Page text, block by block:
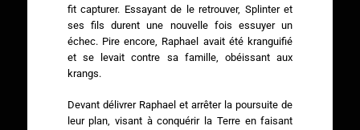
fit capturer. Essayant de le retrouver, Splinter et
ses fils durent une nouvelle fois essuyer un
échec. Pire encore, Raphael avait été kranguifié
et se levait contre sa famille, obéissant aux
krangs.
Devant délivrer Raphael et arrêter la poursuite de
leur plan, visant à conquérir la Terre en faisant